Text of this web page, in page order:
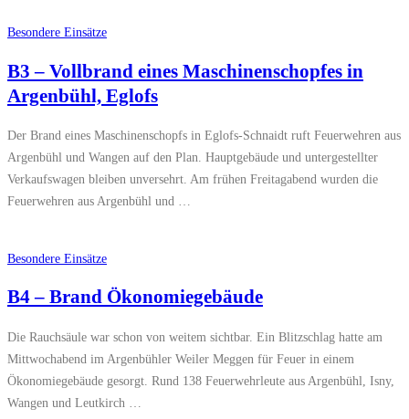
Besondere Einsätze
B3 – Vollbrand eines Maschinenschopfes in
Argenbühl, Eglofs
Der Brand eines Maschinenschopfs in Eglofs-Schnaidt ruft Feuerwehren aus
Argenbühl und Wangen auf den Plan. Hauptgebäude und untergestellter
Verkaufswagen bleiben unversehrt. Am frühen Freitagabend wurden die
Feuerwehren aus Argenbühl und …
Besondere Einsätze
B4 – Brand Ökonomiegebäude
Die Rauchsäule war schon von weitem sichtbar. Ein Blitzschlag hatte am
Mittwochabend im Argenbühler Weiler Meggen für Feuer in einem
Ökonomiegebäude gesorgt. Rund 138 Feuerwehrleute aus Argenbühl, Isny,
Wangen und Leutkirch …